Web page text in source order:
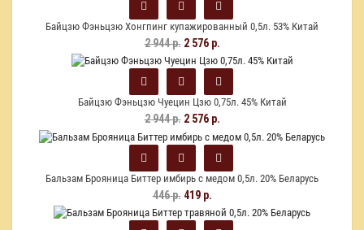
Байцзю Фэньцзю Хонгпинг купажированный 0,5л. 53% Китай
2 944 р.2 576 р.
Байцзю Фэньцзю Чуецин Цзю 0,75л. 45% Китай
2 944 р.2 576 р.
Бальзам Брояница Биттер имбирь с медом 0,5л. 20% Беларусь
446 р.419 р.